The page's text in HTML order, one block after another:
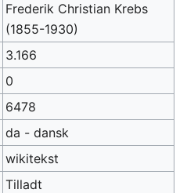
Frederik Christian Krebs
(1855-1930)
3.166
0
6478
da - dansk
wikitekst
Tilladt